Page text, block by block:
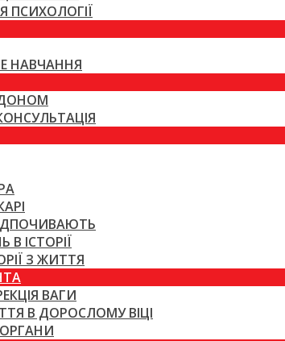
ПСИХОЛОГІЇ
НАВЧАННЯ
В ІСТОРІЇ
З ЖИТТЯ
ВАГИ
В ДОРОСЛОМУ ВІЦІ